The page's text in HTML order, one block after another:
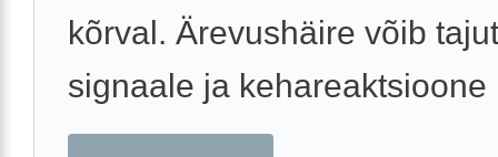
kõrval. Ärevushäire võib
signaale ja kehareaktsioone